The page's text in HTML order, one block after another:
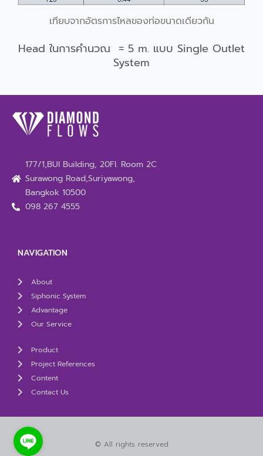
เทียบจากอัตรการไหลของท่อขนาดเดียวกัน
Head ในการคำนวณ = 5 m. แบบ Single Outlet
System
177/1,BUI Building, 20Fl. Room 2C
Surawong Road,Suriyawong,
Bangkok 10500
098 267 4555
NAVIGATION
About
Siphonic System
Advantage
Our Service
Product
Project References
Content
Contact Us
© All rights reserved